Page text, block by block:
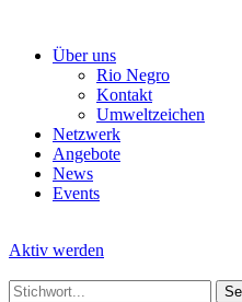
Über uns
Rio Negro
Kontakt
Umweltzeichen
Netzwerk
Angebote
News
Events
Aktiv werden